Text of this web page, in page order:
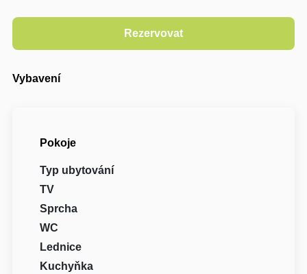
Vybavení
Pokoje
Typ ubytování
TV
Sprcha
WC
Lednice
Kuchyňka